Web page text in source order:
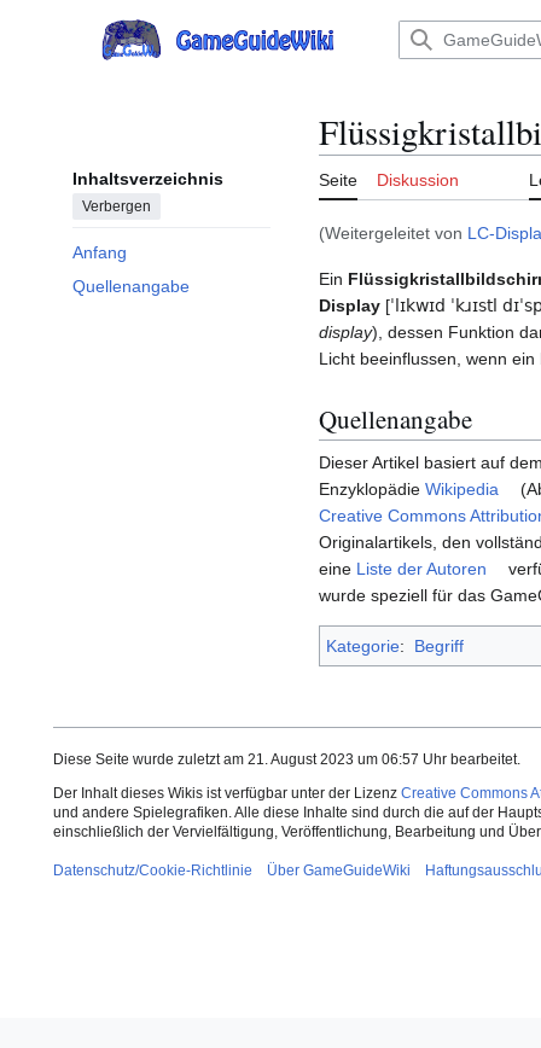
Hauptmenü
Inhaltsverzeichnis
Verbergen
Anfang
Quellenangabe
Seite Diskussion
(Weitergeleitet von LC-
Ein
Display [ˈlɪkwɪd ˈkɹɪstl
display), dessen Funktion
Licht beeinflussen, wenn
Quellenangabe
Dieser Artikel basiert auf
Enzyklopädie Wikipedia
Creative Commons
Originalartikels, den
eine Liste der Autoren
wurde speziell für das
Kategorie: Begriff
Diese Seite wurde zuletzt am 21. August 2023 um 06:57 Uhr bearbeitet.
Der Inhalt dieses Wikis ist verfügbar unter der Lizenz Creative Commons
und andere Spielegrafiken. Alle diese Inhalte sind durch die auf der
einschließlich der Vervielfältigung, Veröffentlichung, Bearbeitung und
Datenschutz/Cookie-Richtlinie Über GameGuideWiki